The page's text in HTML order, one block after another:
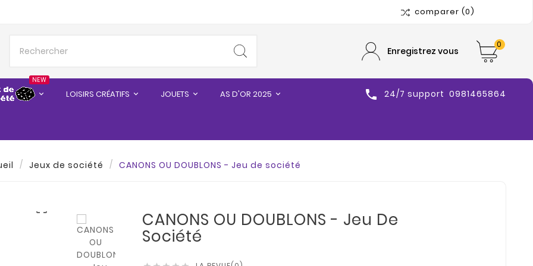
comparer (0)
Enregistrez vous
0
NEW
LOISIRS CRÉATIFS JOUETS AS D'OR 2025  24/7 support 0981465864
Jeux de société CANONS OU DOUBLONS - Jeu de société

CANONS OU DOUBLONS - Jeu De
Société